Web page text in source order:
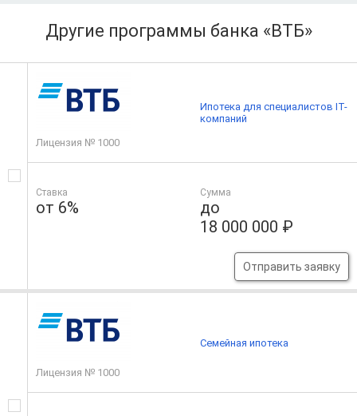
Другие программы банка «ВТБ»
Лицензия № 1000
Ставка
от 6%
Сумма
до
18 000 000 ₽
Отправить заявку
Ипотека для специалистов IT-
компаний
Лицензия № 1000
Семейная ипотека